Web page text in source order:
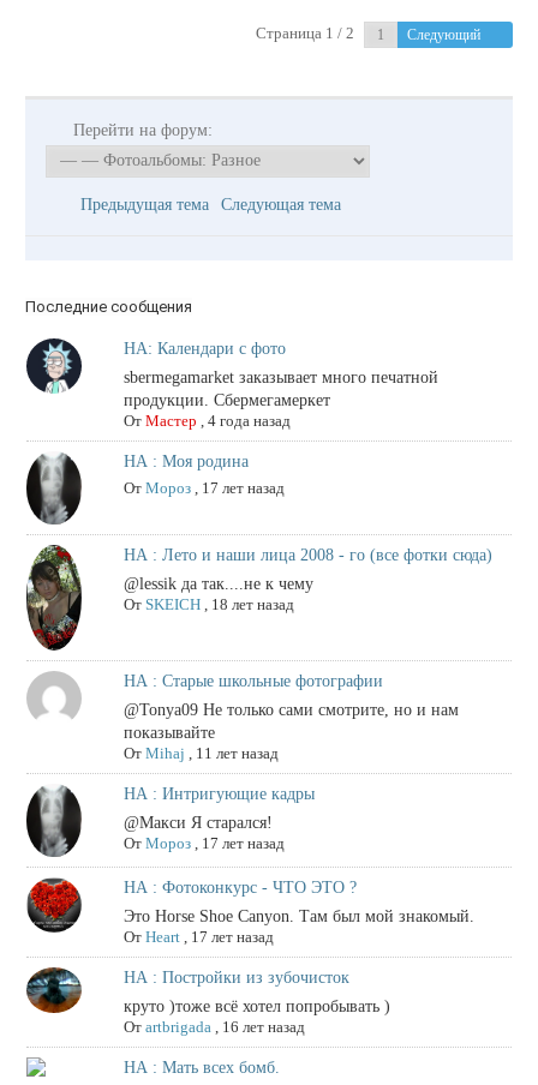
Страница 1 / 2 Следующий
Перейти на форум:
Предыдущая тема Следующая тема
Последние сообщения
НА: Календари с фото
sbermegamarket заказывает много печатной
продукции. Сбермегамеркет
От Мастер , 4 года назад
НА : Моя родина
От Мороз, 17 лет назад
НА : Лето и наши лица 2008 - го (все фотки сюда)
@lessik да так....не к чему
От SKEICH, 18 лет назад
НА : Старые школьные фотографии
@Tonya09 Не только сами смотрите, но и нам
показывайте
От Mihaj 11 лет назад
НА : Интригующие кадры
@Макси Я старался!
От Мороз, 17 лет назад
НА : Фотоконкурс - ЧТО ЭТО ?
Это Horse Shoe Canyon. Там был мой знакомый.
От Heart, 17 лет назад
НА : Постройки из зубочисток
круто )тоже всё хотел попробывать )
От artbrigada 16 лет назад
НА : Мать всех бомб.